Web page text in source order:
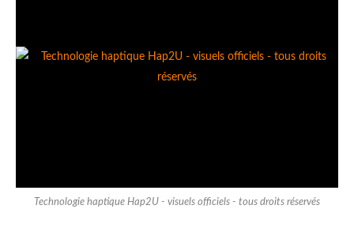
Technologie haptique Hap2U - visuels officiels - tous droits réservés